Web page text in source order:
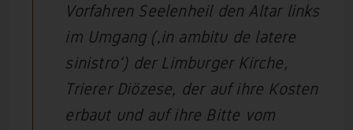
Vorfahren Seelenheil den Altar links
im Umgang (‚in ambitu de latere
sinistro‘) der Limburger Kirche,
Trierer Diözese, der auf ihre Kosten
erbaut und auf ihre Bitte vom